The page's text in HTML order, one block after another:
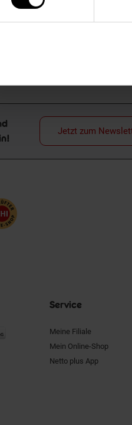
Reisen
Jetzt zum
Service
Meine Filiale
Mein Online-Shop
Netto plus App